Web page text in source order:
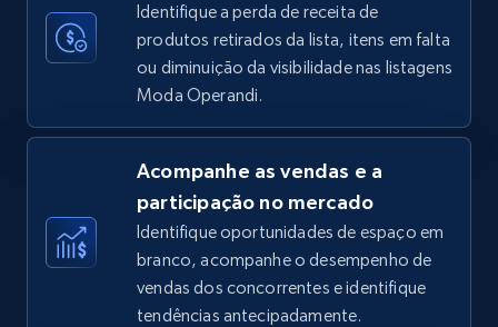
URL, Final price, Sku, Currency, Gtin,
Specifications, Image urls, Top reviews, and
5.6K+ 875+ Comece agora
TikTok Shop
URL, Title, Available, Description, Currency, Initial
price, Final price, Discount percent, and more.
Identifique a perda de receita de
produtos retirados da lista, itens em falta
ou diminuição da visibilidade nas listagens
Moda Operandi.
Acompanhe as vendas e a
participação no mercado
Identifique oportunidades de espaço em
branco, acompanhe o desempenho de
vendas dos concorrentes e identifique
tendências antecipadamente.